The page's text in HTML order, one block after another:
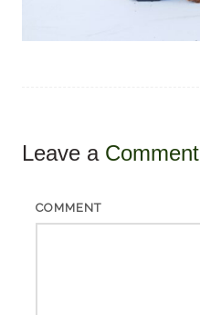
Leave a Comment
COMMENT